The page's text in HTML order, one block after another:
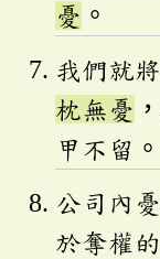
憂 。
我們就
枕無憂
甲不留。
公司內
於奪權